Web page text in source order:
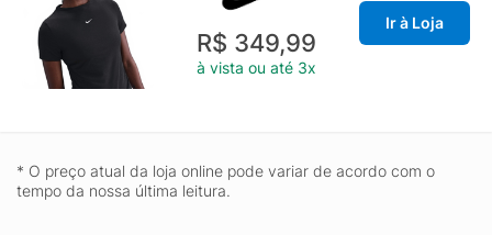
R$ 349,99
à vista ou até 3x
Ir à Loja
* O preço atual da loja online pode variar de acordo com o
tempo da nossa última leitura.